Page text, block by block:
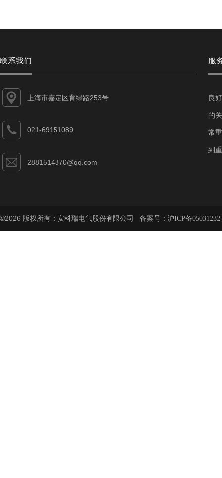
联系我们
上海市嘉定区育绿路253号
021-69151089
2881514870@qq.com
服
良
的
常
到
©2026 版权所有：安科瑞电气股份有限公司 备案号： 沪ICP备05031232